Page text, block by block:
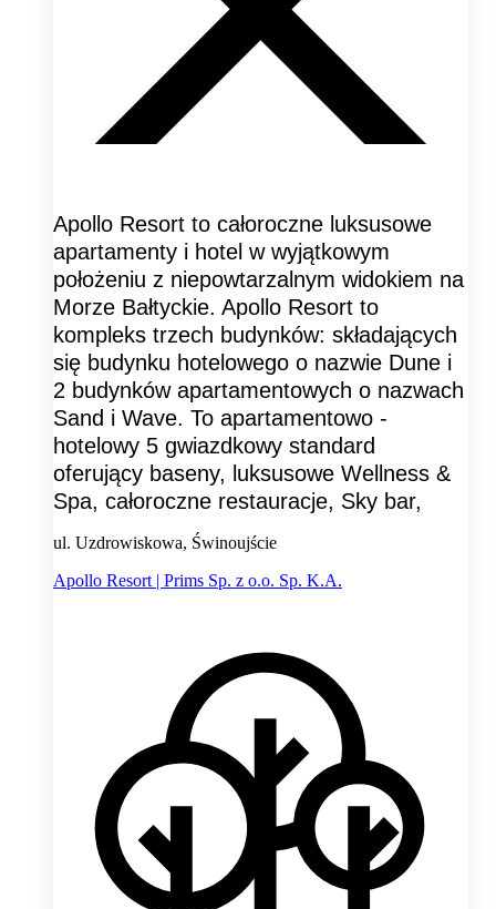
Apollo Resort to całoroczne luksusowe
apartamenty i hotel w wyjątkowym
położeniu z niepowtarzalnym widokiem na
Morze Bałtyckie. Apollo Resort to
kompleks trzech budynków: składających
się budynku hotelowego o nazwie Dune i
2 budynków apartamentowych o nazwach
Sand i Wave. To apartamentowo -
hotelowy 5 gwiazdkowy standard
oferujący baseny, luksusowe Wellness &
Spa, całoroczne restauracje, Sky bar,
ul. Uzdrowiskowa, Świnoujście
Apollo Resort | Prims Sp. z o.o. Sp. K.A.